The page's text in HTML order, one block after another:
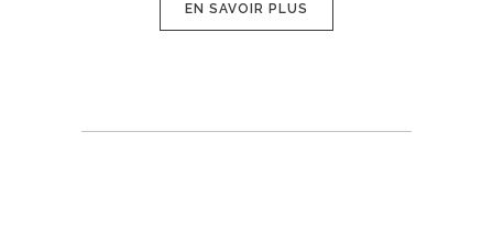
EN SAVOIR PLUS